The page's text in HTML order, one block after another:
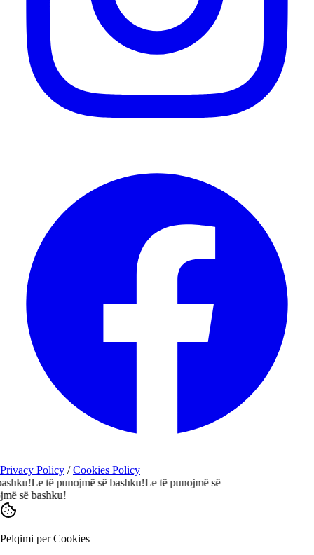
Privacy Policy /Cookies Policy
Le të punojmë së bashku!Le të punojmë së
bashku!
Pelqimi per Cookies